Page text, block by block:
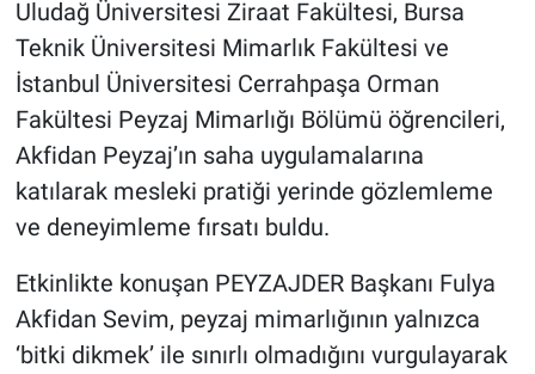
Uludağ Üniversitesi Ziraat Fakültesi, Bursa
Teknik Üniversitesi Mimarlık Fakültesi ve
İstanbul Üniversitesi Cerrahpaşa Orman
Fakültesi Peyzaj Mimarlığı Bölümü öğrencileri,
Akfidan Peyzaj’ın saha uygulamalarına
katılarak mesleki pratiği yerinde gözlemleme
ve deneyimleme fırsatı buldu.
Etkinlikte konuşan PEYZAJDER Başkanı Fulya
Akfidan Sevim, peyzaj mimarlığının yalnızca
‘bitki dikmek’ ile sınırlı olmadığını vurgulayarak